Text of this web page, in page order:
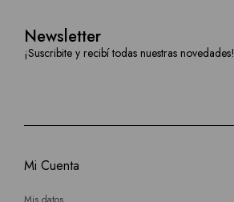
Newsletter
¡Suscribite y recibí todas nuestras novedades!
Mi Cuenta